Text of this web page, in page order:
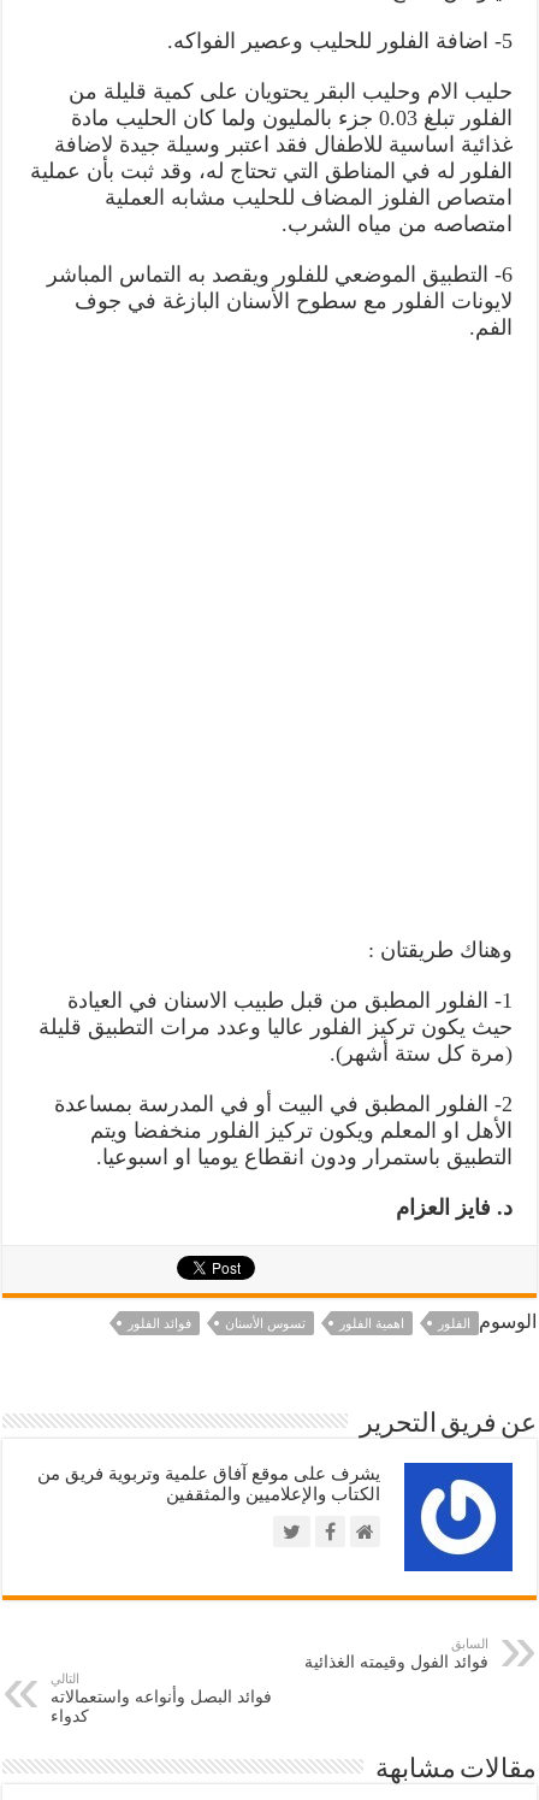
5- اضافة الفلور للحليب وعصير الفواكه.
حليب الام وحليب البقر يحتويان على كمية قليلة من
الفلور تبلغ 0.03 جزء بالمليون ولما كان الحليب مادة
غذائية اساسية للاطفال فقد اعتبر وسيلة جيدة لاضافة
الفلور له في المناطق التي تحتاج له، وقد ثبت بأن عملية
امتصاص الفلوز المضاف للحليب مشابه العملية
امتصاصه من مياه الشرب.
6- التطبيق الموضعي للفلور ويقصد به التماس المباشر
لايونات الفلور مع سطوح الأسنان البازغة في جوف
الفم.
وهناك طريقتان :
1- الفلور المطبق من قبل طبيب الاسنان في العيادة
حيث يكون تركيز الفلور عاليا وعدد مرات التطبيق قليلة
(مرة كل ستة أشهر).
2- الفلور المطبق في البيت أو في المدرسة بمساعدة
الأهل او المعلم ويكون تركيز الفلور منخفضا ويتم
التطبيق باستمرار ودون انقطاع يوميا او اسبوعيا.
د. فايز العزام
الوسوم الفلور اهمية الفلور تسوس الأسنان فوائد الفلور
عن فريق التحرير
يشرف على موقع آفاق علمية وتربوية فريق من
الكتاب والإعلاميين والمثقفين
السابق
فوائد الفول وقيمته الغذائية
التالي
فوائد البصل وأنواعه واستعمالاته
كدواء
مقالات مشابهة